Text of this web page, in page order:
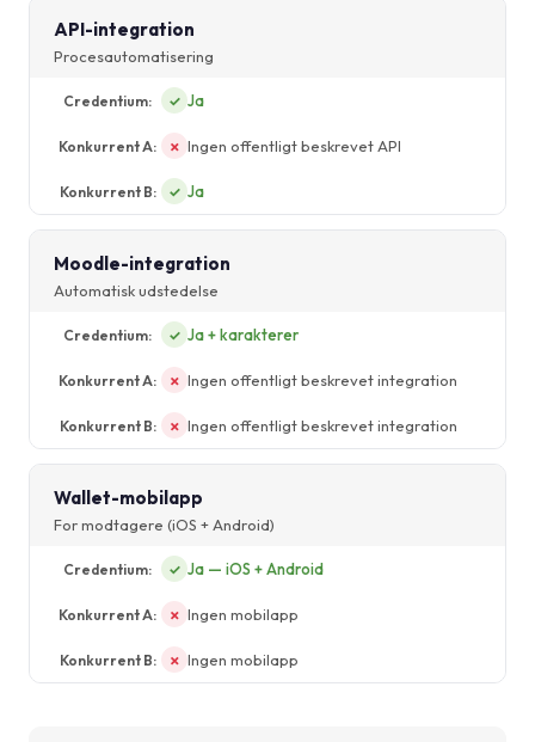
API-integration
Procesautomatisering
✓ Ja
✗ Ingen offentligt beskrevet API
✓ Ja
Moodle-integration
Automatisk udstedelse
✓ Ja + karakterer
✗ Ingen offentligt beskrevet integration
✗ Ingen offentligt beskrevet integration
Wallet-mobilapp
For modtagere (iOS + Android)
✓ Ja — iOS + Android
✗ Ingen mobilapp
✗ Ingen mobilapp